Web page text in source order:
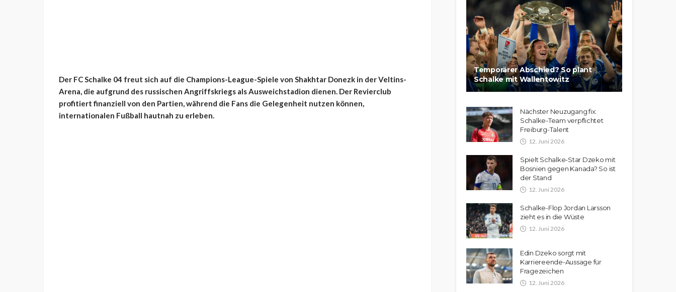
Der FC Schalke 04 freut sich auf die Champions-League-Spiele von Shakhtar Donezk in der Veltins-
Arena, die aufgrund des russischen Angriffskriegs als Ausweichstadion dienen. Der Revierclub
profitiert finanziell von den Partien, während die Fans die Gelegenheit nutzen können,
internationalen Fußball hautnah zu erleben.
Temporärer Abschied? So plant
Schalke mit Wallentowitz
Nächster Neuzugang fix:
Schalke-Team verpflichtet
Freiburg-Talent
12. Juni 2026
Spielt Schalke-Star Dzeko mit
Bosnien gegen Kanada? So ist
der Stand
12. Juni 2026
Schalke-Flop Jordan Larsson
zieht es in die Wüste
12. Juni 2026
Edin Dzeko sorgt mit
Karriereende-Aussage für
Fragezeichen
12. Juni 2026